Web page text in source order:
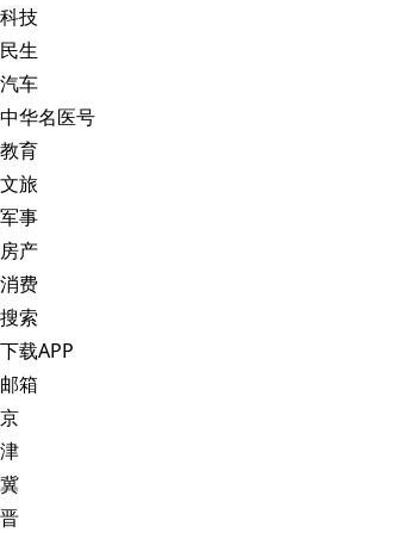
科技
民生
汽车
中华名医号
教育
文旅
军事
房产
消费
搜索
下载APP
邮箱
京
津
冀
晋